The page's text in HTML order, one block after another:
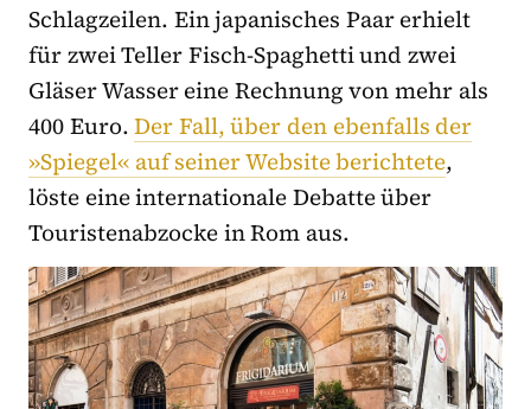
Schlagzeilen. Ein japanisches Paar erhielt
für zwei Teller Fisch-Spaghetti und zwei
Gläser Wasser eine Rechnung von mehr als
400 Euro.Der Fall, über den ebenfalls der
»Spiegel« auf seiner Website berichtete,
löste eine internationale Debatte über
Touristenabzocke in Rom aus.